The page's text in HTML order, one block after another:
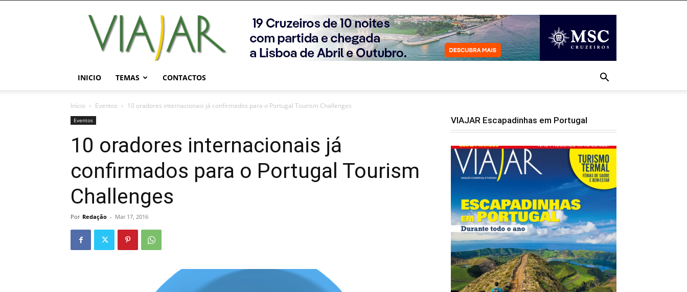
Viajar
Magazine
Online
INICIO TEMAS CONTACTOS
Início Eventos 10 oradores internacionais já confirmados para o Portugal Tourism Challenges
Eventos
10 oradores internacionais já
confirmados para o Portugal Tourism
Challenges
Por Redação - Mar 17, 2016
VIAJAR Escapadinhas em Portugal